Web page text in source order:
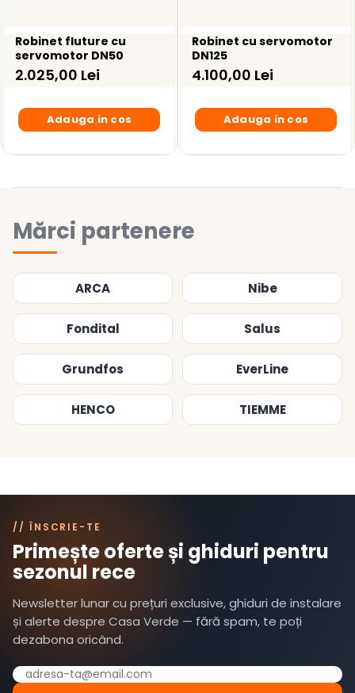
Robinet fluture cu
servomotor DN50
2.025,00 Lei
Adauga in cos
Robinet cu servomotor
DN125
4.100,00 Lei
Adauga in cos
Mărci partenere
ARCA Nibe
Fondital Salus
Grundfos EverLine
HENCO TIEMME
// ÎNSCRIE-TE
Primește oferte și ghiduri pentru
sezonul rece
Newsletter lunar cu prețuri exclusive, ghiduri de instalare
și alerte despre Casa Verde — fără spam, te poți
dezabona oricând.